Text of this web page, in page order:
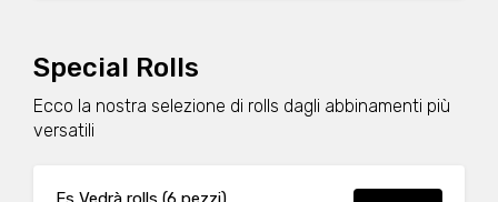
Special Rolls
Ecco la nostra selezione di rolls dagli abbinamenti più
versatili